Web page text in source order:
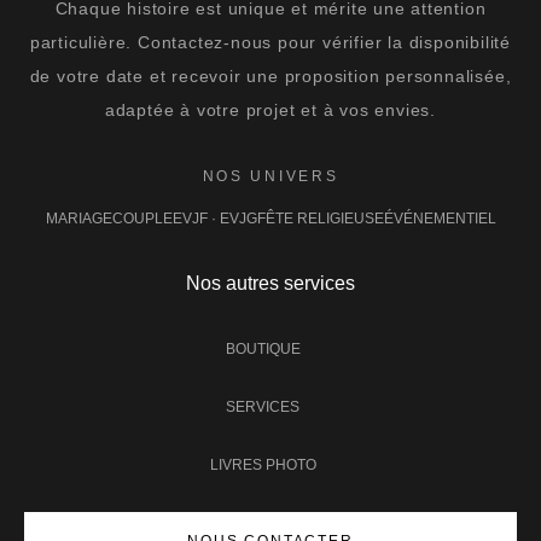
Chaque histoire est unique et mérite une attention
particulière. Contactez-nous pour vérifier la disponibilité
de votre date et recevoir une proposition personnalisée,
adaptée à votre projet et à vos envies.
NOS UNIVERS
MARIAGECOUPLEEVJF · EVJGFÊTE RELIGIEUSEÉVÉNEMENTIEL
Nos autres services
BOUTIQUE
SERVICES
LIVRES PHOTO